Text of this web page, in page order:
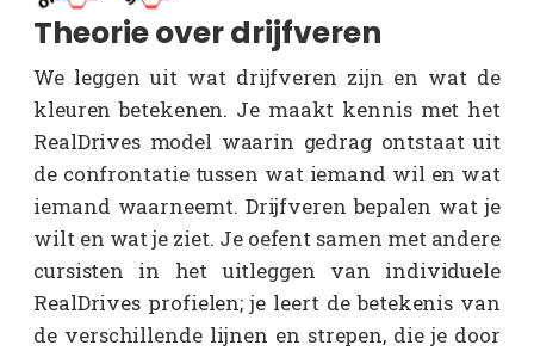
Theorie over drijfveren
We leggen uit wat drijfveren zijn en wat de
kleuren betekenen. Je maakt kennis met het
RealDrives model waarin gedrag ontstaat uit
de confrontatie tussen wat iemand wil en wat
iemand waarneemt. Drijfveren bepalen wat je
wilt en wat je ziet. Je oefent samen met andere
cursisten in het uitleggen van individuele
RealDrives profielen; je leert de betekenis van
de verschillende lijnen en strepen, die je door